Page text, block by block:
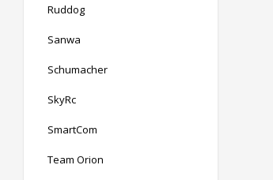
Ruddog
Sanwa
Schumacher
SkyRc
SmartCom
Team Orion